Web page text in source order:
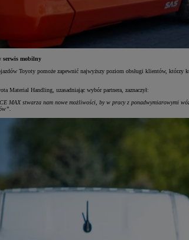
serwis mobilny
Toyoty pomoże zapewnić najwyższy poziom obsługi klientów,
Material Handling, uzasadniając wybór partnera, zaznaczył:
MAX stwarza nam nowe możliwości, by w pracy z ponadwymiarowymi